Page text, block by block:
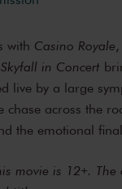
with Casino Royale
Skyfall in Concert
live by a large
chase across the
the emotional
movie is 12+.